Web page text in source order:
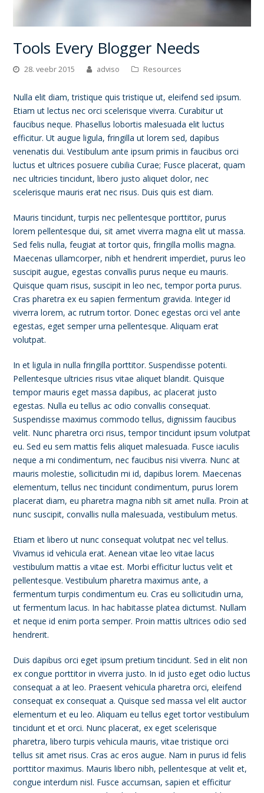
Tools Every Blogger Needs
28. veebr 2015 adviso Resources
Nulla elit diam, tristique quis tristique ut, eleifend sed ipsum.
Etiam ut lectus nec orci scelerisque viverra. Curabitur ut
faucibus neque. Phasellus lobortis malesuada elit luctus
efficitur. Ut augue ligula, fringilla ut lorem sed, dapibus
venenatis dui. Vestibulum ante ipsum primis in faucibus orci
luctus et ultrices posuere cubilia Curae; Fusce placerat, quam
nec ultricies tincidunt, libero justo aliquet dolor, nec
scelerisque mauris erat nec risus. Duis quis est diam.
Mauris tincidunt, turpis nec pellentesque porttitor, purus
lorem pellentesque dui, sit amet viverra magna elit ut massa.
Sed felis nulla, feugiat at tortor quis, fringilla mollis magna.
Maecenas ullamcorper, nibh et hendrerit imperdiet, purus leo
suscipit augue, egestas convallis purus neque eu mauris.
Quisque quam risus, suscipit in leo nec, tempor porta purus.
Cras pharetra ex eu sapien fermentum gravida. Integer id
viverra lorem, ac rutrum tortor. Donec egestas orci vel ante
egestas, eget semper urna pellentesque. Aliquam erat
volutpat.
In et ligula in nulla fringilla porttitor. Suspendisse potenti.
Pellentesque ultricies risus vitae aliquet blandit. Quisque
tempor mauris eget massa dapibus, ac placerat justo
egestas. Nulla eu tellus ac odio convallis consequat.
Suspendisse maximus commodo tellus, dignissim faucibus
velit. Nunc pharetra orci risus, tempor tincidunt ipsum volutpat
eu. Sed eu sem mattis felis aliquet malesuada. Fusce iaculis
neque a mi condimentum, nec faucibus nisi viverra. Nunc at
mauris molestie, sollicitudin mi id, dapibus lorem. Maecenas
elementum, tellus nec tincidunt condimentum, purus lorem
placerat diam, eu pharetra magna nibh sit amet nulla. Proin at
nunc suscipit, convallis nulla malesuada, vestibulum metus.
Etiam et libero ut nunc consequat volutpat nec vel tellus.
Vivamus id vehicula erat. Aenean vitae leo vitae lacus
vestibulum mattis a vitae est. Morbi efficitur luctus velit et
pellentesque. Vestibulum pharetra maximus ante, a
fermentum turpis condimentum eu. Cras eu sollicitudin urna,
ut fermentum lacus. In hac habitasse platea dictumst. Nullam
et neque id enim porta semper. Proin mattis ultrices odio sed
hendrerit.
Duis dapibus orci eget ipsum pretium tincidunt. Sed in elit non
ex congue porttitor in viverra justo. In id justo eget odio luctus
consequat a at leo. Praesent vehicula pharetra orci, eleifend
consequat ex consequat a. Quisque sed massa vel elit auctor
elementum et eu leo. Aliquam eu tellus eget tortor vestibulum
tincidunt et et orci. Nunc placerat, ex eget scelerisque
pharetra, libero turpis vehicula mauris, vitae tristique orci
tellus sit amet risus. Cras ac eros augue. Nam in purus id felis
porttitor maximus. Mauris libero nibh, pellentesque at velit et,
congue interdum nisl. Fusce accumsan, sapien et efficitur